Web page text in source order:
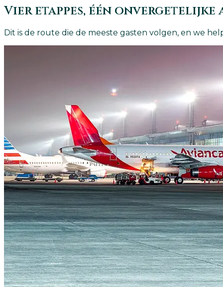
Vier etappes, één onvergetelijke
Dit is de route die de meeste gasten volgen, en we